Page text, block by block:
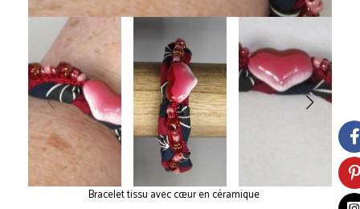
Bracelet tissu avec cœur en céramique